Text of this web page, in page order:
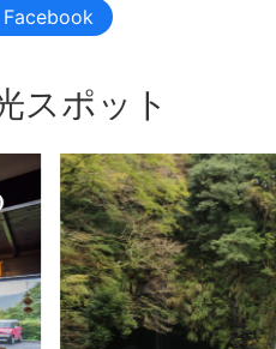
Facebook
スポット